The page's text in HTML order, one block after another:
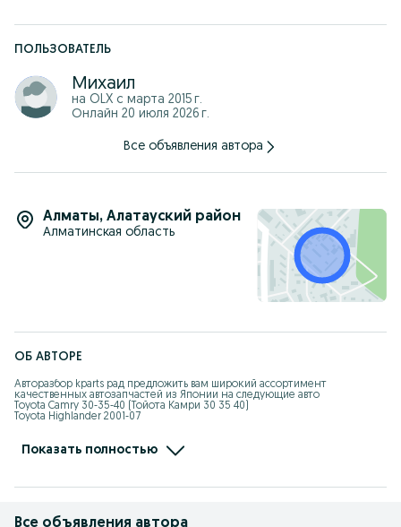
ПОЛЬЗОВАТЕЛЬ
Михаил
на OLX с марта 2015 г.
Онлайн 20 июля 2026 г.
Все объявления автора
Алматы, Алатауский район
Алматинская область
ОБ АВТОРЕ
Авторазбор kparts рад предложить вам широкий ассортимент
качественных автозапчастей из Японии на следующие авто
Toyota Camry 30-35-40 (Тойота Камри 30 35 40)
Toyota Highlander 2001-07
Mercedes Benz W124 W140 W210
Показать полностью
Все объявления автора